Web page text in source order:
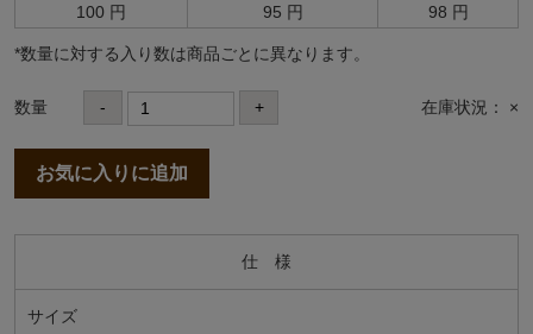
100 円
95 円 98 円
*数量に対する⼊り数は商品ごとに異なります。
数量 - + 在庫状況： ×
お気に入りに追加
仕 様
サイズ